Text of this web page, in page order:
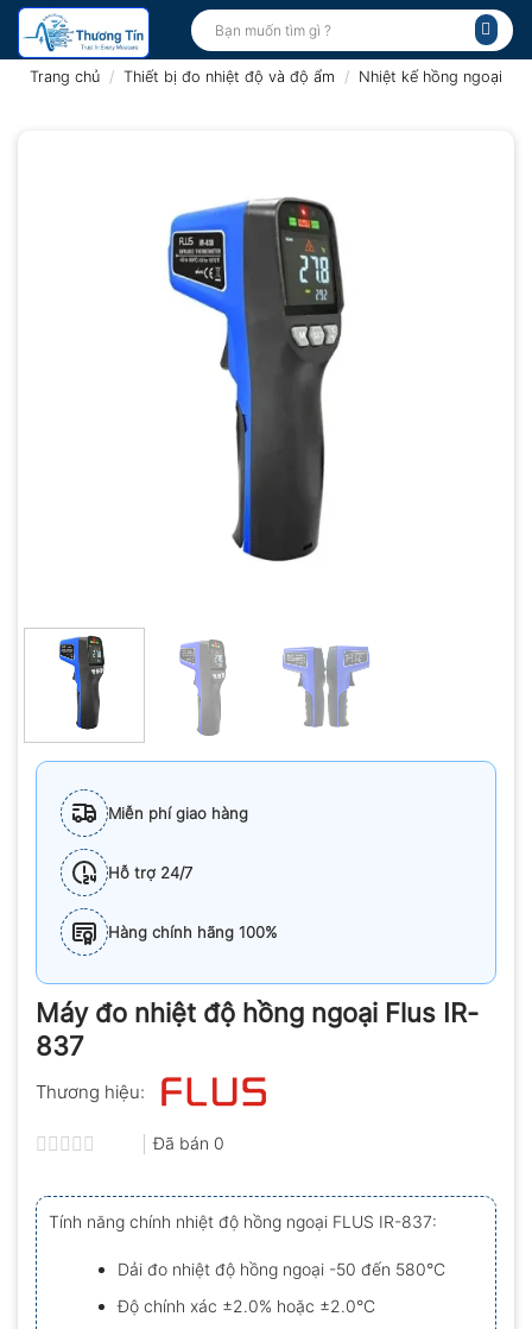
Bỏ
qua
Tìm
kiếm:
Trang chủ / Thiết bị đo nhiệt độ và độ ẩm / Nhiệt kế hồng ngoại
Miễn phí giao hàng
Hỗ trợ 24/7
Hàng chính hãng 100%
Máy đo nhiệt độ hồng ngoại Flus IR-
837
Thương hiệu:
xếp
hạng
0.0
5
sao
Đã bán 0
Tính năng chính nhiệt độ hồng ngoại FLUS IR-837:
Dải đo nhiệt độ hồng ngoại -50 đến 580°C
Độ chính xác ±2.0% hoặc ±2.0°C